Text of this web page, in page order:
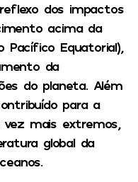
dos impactos
acima da
Pacífico Equatorial),
da
do planeta. Além
para a
mais extremos,
global da